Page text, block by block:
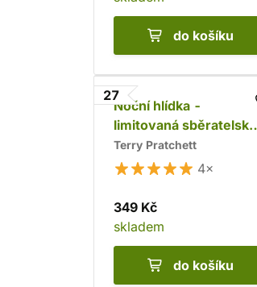
do košíku
27
Noční hlídka -
limitovaná sběratelská
edice
Terry Pratchett
4×
349 Kč
skladem
do košíku